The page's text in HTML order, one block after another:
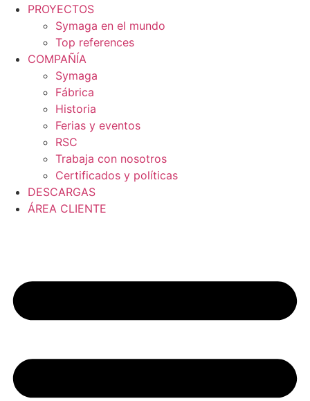
PROYECTOS
Symaga en el mundo
Top references
COMPAÑÍA
Symaga
Fábrica
Historia
Ferias y eventos
RSC
Trabaja con nosotros
Certificados y políticas
DESCARGAS
ÁREA CLIENTE